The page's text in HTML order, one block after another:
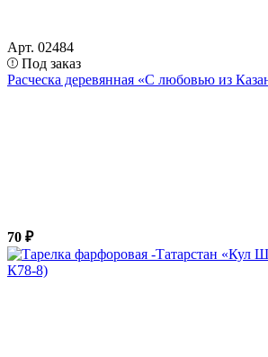
Арт. 02484
Под заказ
Расческа деревянная «С любовью из
70 ₽